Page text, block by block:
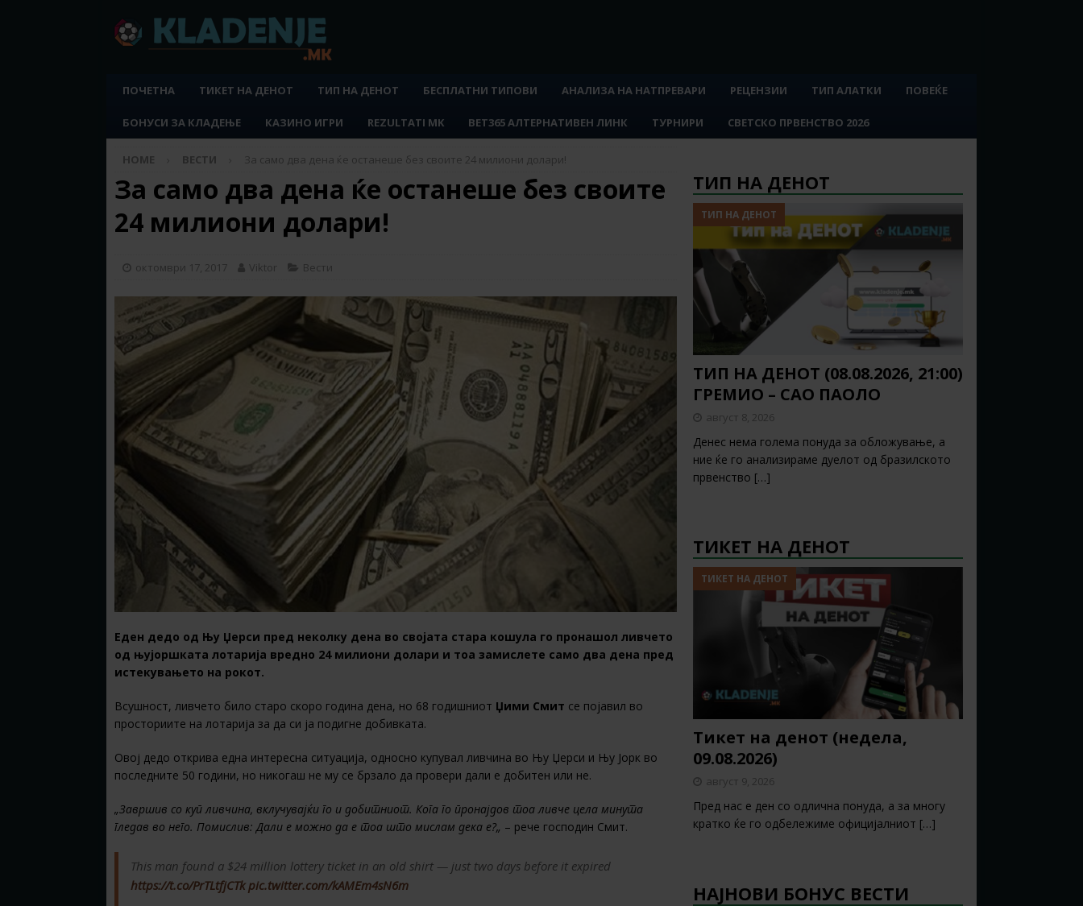
ПОЧЕТНА ТИКЕТ НА ДЕНОТ ТИП НА ДЕНОТ БЕСПЛАТНИ ТИПОВИ АНАЛИЗА НА НАТПРЕВАРИ РЕЦЕНЗИИ ТИП АЛАТКИ ПОВЕЌЕ
БОНУСИ ЗА КЛАДЕЊЕ КАЗИНО ИГРИ REZULTATI MK BET365 АЛТЕРНАТИВЕН ЛИНК ТУРНИРИ СВЕТСКО ПРВЕНСТВО 2026
HOME ВЕСТИ За само два дена ќе останеше без своите 24 милиони долари!
За само два дена ќе останеше без своите
24 милиони долари!
октомври 17, 2017 Viktor Вести
Еден дедо од Њу Џерси пред неколку дена во својата стара кошула го пронашол ливчето
од њујоршката лотарија вредно 24 милиони долари и тоа замислете само два дена пред
истекувањето на рокот.
Всушност, ливчето било старо скоро година дена, но 68 годишниот Џими Смит се појавил во
просториите на лотарија за да си ја подигне добивката.
Oвој дедо открива една интересна ситуација, односно купувал ливчина во Њу Џерси и Њу Јорк во
последните 50 години, но никогаш не му се брзало да провери дали е добитен или не.
„Завршив со куп ливчина, вклучувајќи го и добитниот. Кога го пронајдов тоа ливче цела минута
гледав во него. Помислив: Дали е можно да е тоа што мислам дека е?„ – рече господин Смит.
This man found a $24 million lottery ticket in an old shirt — just two days before it expired
https://t.co/PrTLtfjCTk pic.twitter.com/kAMEm4sN6m
ТИП НА ДЕНОТ
ТИП НА ДЕНОТ
ТИП НА ДЕНОТ (08.08.2026, 21:00)
ГРЕМИО – САО ПАОЛО
август 8, 2026
Денес нема голема понуда за обложување, а
ние ќе го анализираме дуелот од бразилското
првенство […]
ТИКЕТ НА ДЕНОТ
ТИКЕТ НА ДЕНОТ
Тикет на денот (недела,
09.08.2026)
август 9, 2026
Пред нас е ден со одлична понуда, а за многу
кратко ќе го одбележиме официјалниот […]
НАЈНОВИ БОНУС ВЕСТИ